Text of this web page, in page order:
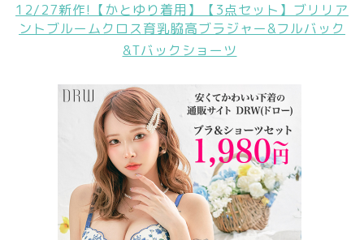
12/27新作!【かとゆり着用】【3点セット】ブリリア
ントブルームクロス育乳脇高ブラジャー&フルバック
&Tバックショーツ